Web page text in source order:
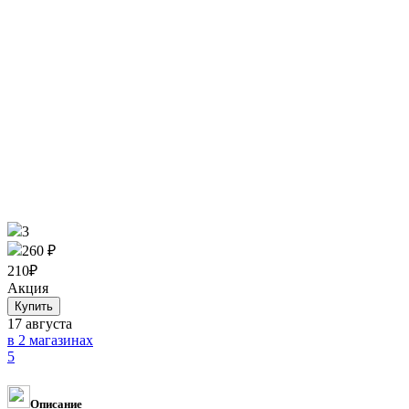
3
260 ₽
210₽
Акция
17 августа
в 2 магазинах
5
Описание